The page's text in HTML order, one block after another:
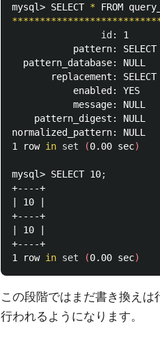
mysql> SELECT * FROM
id : 1
pattern: SELECT
  pattern_database: NULL
replacement: SELECT
           enabled: YES
           message: NULL
    pattern_digest: NULL
normalized_pattern: NULL
1 row in set (0.00 sec)
mysql> SELECT 10;
+----+
| 10 |
+----+
| 10 |
+----+
1 row in set (0.00 sec)
この段階ではまだ書き換え
行われるようになります。